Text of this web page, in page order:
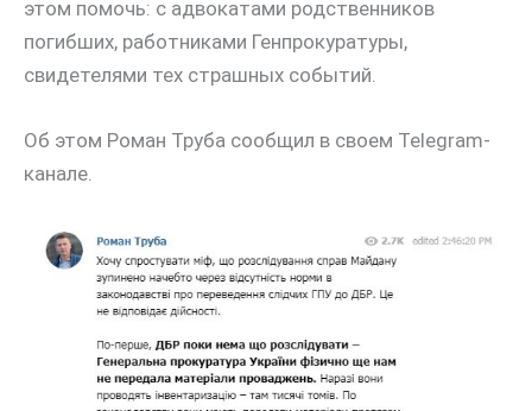
этом помочь: с адвокатами родственников
погибших, работниками Генпрокуратуры,
свидетелями тех страшных событий.
Об этом Роман Труба сообщил в своем Telegram-
канале.